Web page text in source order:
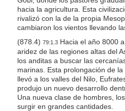
hacia la agricultura. Esta
rivalizó con la de la propia
cambiaron los vientos llevando
(878.4) 79:1.3Hacia el año 8000
aridez de las regiones altas del
los anditas a buscar las
marinas. Esta prolongación de
llevó a los valles del Nilo,
produjo un nuevo desarrollo
Una nueva clase de hombres,
surgir en grandes cantidades.